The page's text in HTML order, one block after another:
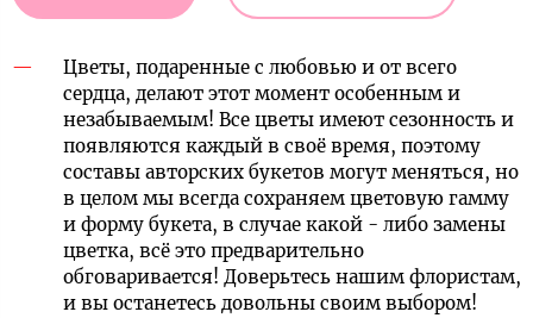
Цветы, подаренные с любовью и от всего
сердца, делают этот момент особенным и
незабываемым! Все цветы имеют сезонность и
появляются каждый в своё время, поэтому
составы авторских букетов могут меняться, но
в целом мы всегда сохраняем цветовую гамму
и форму букета, в случае какой - либо замены
цветка, всё это предварительно
обговаривается! Доверьтесь нашим флористам,
и вы останетесь довольны своим выбором!